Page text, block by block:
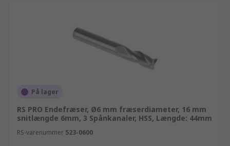
På lager
RS PRO Endefræser, Ø6 mm fræserdiameter, 16 mm
snitlængde 6mm, 3 Spånkanaler, HSS, Længde: 44mm
RS-varenummer 523-0600